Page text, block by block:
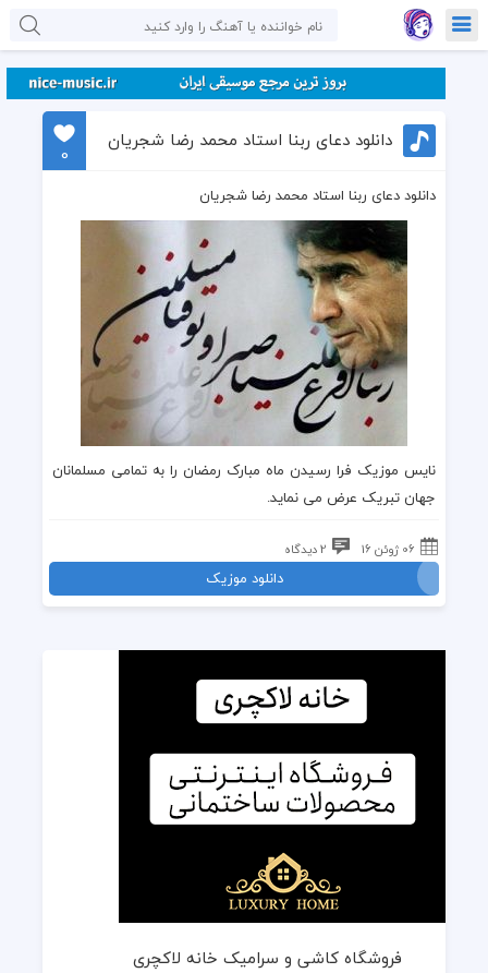
دانلود دعای ربنا استاد محمد رضا شجریان
0
دانلود دعای ربنا استاد محمد رضا شجریان
نایس موزیک فرا رسیدن ماه مبارک رمضان را به تمامی مسلمانان
جهان تبریک عرض می نماید.
06 ژوئن 16 2 دیدگاه
دانلود موزیک
فروشگاه کاشی و سرامیک خانه لاکچری